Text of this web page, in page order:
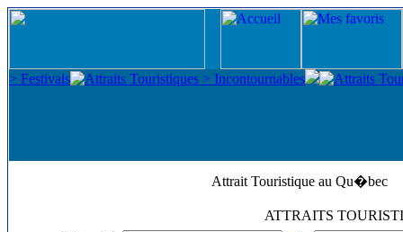
Attrait Touristique au Qu�bec
ATTRAITS